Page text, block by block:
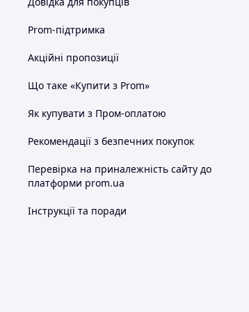
Prom-підтримка
Акційні пропозиції
Що таке «Купити з Prom»
Як купувати з Пром-оплатою
Рекомендації з безпечних покупок
Перевірка на приналежність сайту до
платформи prom.ua
Інструкції та поради